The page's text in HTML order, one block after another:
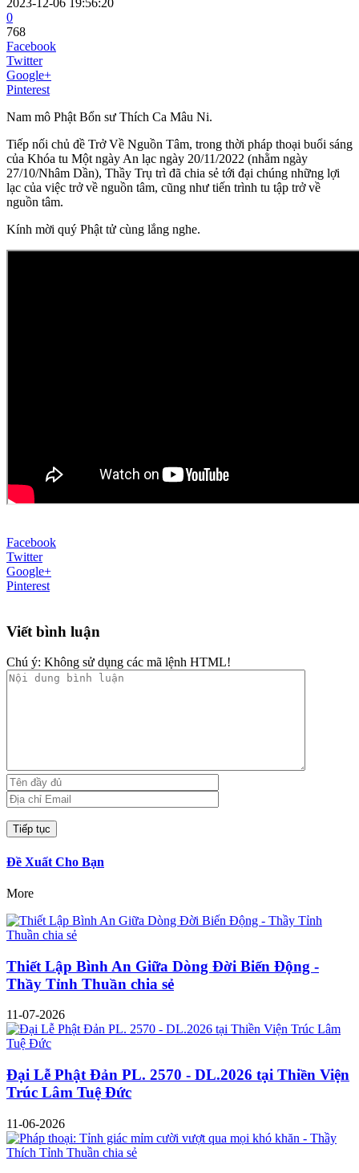
0
768
Facebook
Twitter
Google+
Pinterest
Nam mô Phật Bổn sư Thích Ca Mâu Ni.
Tiếp nối chủ đề Trở Về Nguồn Tâm, trong thời pháp thoại buổi sáng
của Khóa tu Một ngày An lạc ngày 20/11/2022 (nhằm ngày
27/10/Nhâm Dần), Thầy Trụ trì đã chia sẻ tới đại chúng những lợi
lạc của việc trở về nguồn tâm, cũng như tiến trình tu tập trở về
nguồn tâm.
Kính mời quý Phật tử cùng lắng nghe.
Facebook
Twitter
Google+
Pinterest
Viết bình luận
Chú ý: Không sử dụng các mã lệnh HTML!
Đề Xuất Cho Bạn
More
Thiết Lập Bình An Giữa Dòng Đời Biến Động -
Thầy Tỉnh Thuần chia sẻ
11-07-2026
Đại Lễ Phật Đản PL. 2570 - DL.2026 tại Thiền Viện
Trúc Lâm Tuệ Đức
11-06-2026